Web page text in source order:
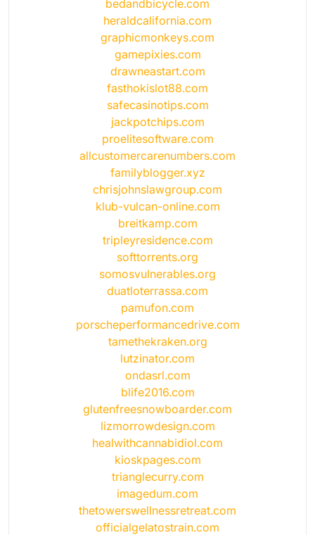
bedandbicycle.com
heraldcalifornia.com
graphicmonkeys.com
gamepixies.com
drawneastart.com
fasthokislot88.com
safecasinotips.com
jackpotchips.com
proelitesoftware.com
allcustomercarenumbers.com
familyblogger.xyz
chrisjohnslawgroup.com
klub-vulcan-online.com
breitkamp.com
tripleyresidence.com
softtorrents.org
somosvulnerables.org
duatloterrassa.com
pamufon.com
porscheperformancedrive.com
tamethekraken.org
lutzinator.com
ondasrl.com
blife2016.com
glutenfreesnowboarder.com
lizmorrowdesign.com
healwithcannabidiol.com
kioskpages.com
trianglecurry.com
imagedum.com
thetowerswellnessretreat.com
officialgelatostrain.com